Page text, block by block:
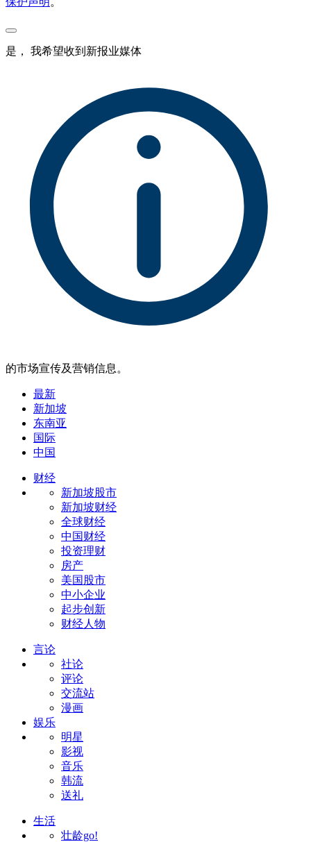
是， 我希望收到新报业媒体
的市场宣传及营销信息。
最新
新加坡
东南亚
国际
中国
财经
新加坡股市
新加坡财经
全球财经
中国财经
投资理财
房产
美国股市
中小企业
起步创新
财经人物
言论
社论
评论
交流站
漫画
娱乐
明星
影视
音乐
韩流
送礼
生活
壮龄go!